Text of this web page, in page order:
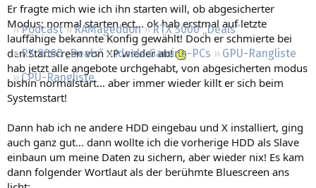
Podcast RAMageddon
RTX 5000 „Deals“
RX 9000 „Deals“
Ideale Gaming-PCs
GPU-Rangliste
CPU-Rangliste
Er fragte mich wie ich ihn starten will, ob abgesicherter
Modus; normal starten ect... ok hab erstmal auf letzte
lauffähige bekannte Konfig gewählt! Doch er schmierte bei
den Startscreen von XP wieder ab!
hab jetzt alle angebote urchgehabt, von abgesicherten modus
bishin normalstart... aber immer wieder killt er sich beim
Systemstart!
Dann hab ich ne andere HDD eingebau und X installiert, ging
auch ganz gut... dann wollte ich die vorherige HDD als Slave
einbaun um meine Daten zu sichern, aber wieder nix! Es kam
dann folgender Wortlaut als der berühmte Bluescreen ans